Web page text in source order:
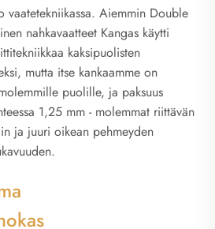
vaatetekniikassa. Aiemmin Double
nahkavaatteet Kangas käytti
kaksipuolisten
mutta itse kankaamme on
puolille, ja paksuus
1,25 mm - molemmat riittävän
ja juuri oikean pehmeyden